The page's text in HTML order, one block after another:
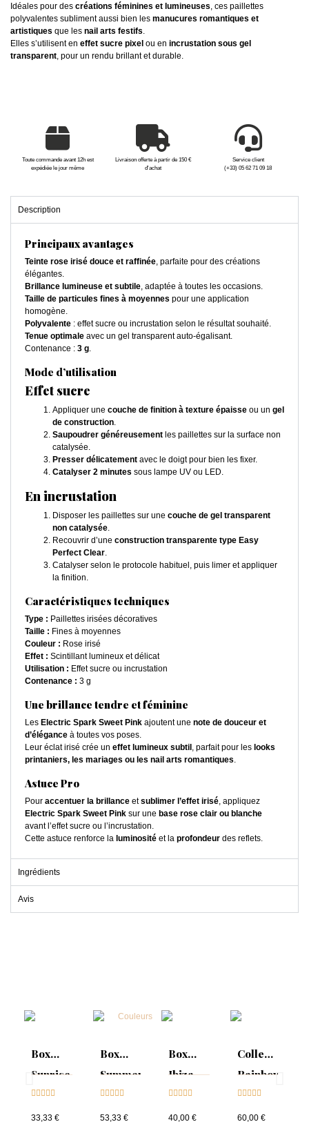
Idéales pour des créations féminines et lumineuses, ces paillettes
polyvalentes subliment aussi bien les manucures romantiques et
artistiques que les nail arts festifs.
Elles s’utilisent en effet sucre pixel ou en incrustation sous gel
transparent, pour un rendu brillant et durable.
Toute commande avant 12h est
expédiée le jour même
Livraison offerte à partir de 150 €
d'achat
Service client
(+33) 05 62 71 09 18
Description
Principaux avantages
Teinte rose irisé douce et raffinée, parfaite pour des créations
élégantes.
Brillance lumineuse et subtile, adaptée à toutes les occasions.
Taille de particules fines à moyennes pour une application
homogène.
Polyvalente : effet sucre ou incrustation selon le résultat souhaité.
Tenue optimale avec un gel transparent auto-égalisant.
Contenance : 3 g.
Mode d’utilisation
Effet sucre
Appliquer une couche de finition à texture épaisse ou un gel
de construction.
Saupoudrer généreusement les paillettes sur la surface non
catalysée.
Presser délicatement avec le doigt pour bien les fixer.
Catalyser 2 minutes sous lampe UV ou LED.
En incrustation
Disposer les paillettes sur une couche de gel transparent
non catalysée.
Recouvrir d’une construction transparente type Easy
Perfect Clear.
Catalyser selon le protocole habituel, puis limer et appliquer
la finition.
Caractéristiques techniques
Type : Paillettes irisées décoratives
Taille : Fines à moyennes
Couleur : Rose irisé
Effet : Scintillant lumineux et délicat
Utilisation : Effet sucre ou incrustation
Contenance : 3 g
Une brillance tendre et féminine
Les Electric Spark Sweet Pink ajoutent une note de douceur et
d’élégance à toutes vos poses.
Leur éclat irisé crée un effet lumineux subtil, parfait pour les looks
printaniers, les mariages ou les nail arts romantiques.
Astuce Pro
Pour accentuer la brillance etsublimer l’effet irisé, appliquez
Electric Spark Sweet Pink sur une base rose clair ou blanche
avant l’effet sucre ou l’incrustation.
Cette astuce renforce la luminosité et la profondeur des reflets.
Ingrédients
Avis
Box
Sunrise
Collection
& Tips

33,33 €
Box
Summer
Mood :
ON

53,33 €
Box
Ibiza
Collection
& Tips

40,00 €
Collection
Rainbow
Tips &
nuancier

60,00 €